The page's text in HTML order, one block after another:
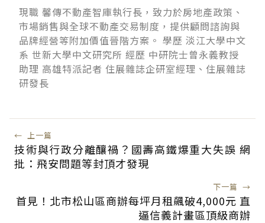
現職 馨傳不動產智庫執行長，致力於房地產政策、
市場銷售與全球不動產交易制度，提供顧問諮詢與
品牌經營等附加價值晉階方案。 學歷 淡江大學中文
系 世新大學中文研究所 經歷 中研院士曾永義教授
助理 高雄特派記者 住展雜誌企研室經理、住展雜誌
研發長
← 上一篇
技術與行政分離釀禍？國壽高鐵爆重大失誤 網
批：飛安問題等封頂才發現
下一篇 →
首見！北市松山區商辦每坪月租飆破4,000元 直
逼信義計畫區頂級商辦